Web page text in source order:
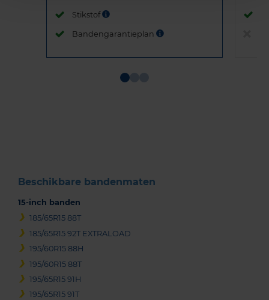
Stikstof
Bandengarantieplan
Beschikbare bandenmaten
15-inch banden
185/65R15 88T
185/65R15 92T EXTRALOAD
195/60R15 88H
195/60R15 88T
195/65R15 91H
195/65R15 91T